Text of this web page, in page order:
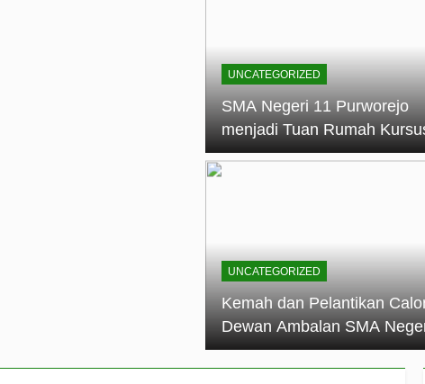
11 Purworejo Sukses Gelar LPBB Jatayudha Open 2 Tahun
UNCATEGORIZED
SMA Negeri 11 Purworejo
menjadi Tuan Rumah
Pembina Pramuka Mahir
UNCATEGORIZED
Kemah dan Pelantikan
Dewan Ambalan SMA
11 Purworejo: Membentuk
Kepemimpinan, Disiplin,